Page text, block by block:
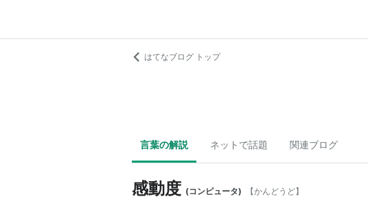
はてなブログ トップ
言葉の解説 ネットで話題 関連ブログ
感動度 (コンピュータ) 【かんどうど】